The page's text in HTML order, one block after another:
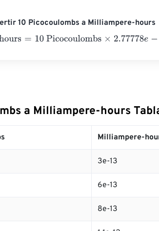
10 Picocoulombs a Milliampere-hours
=10 Picocoulombs×2.77778e -13=2.8e-12
a Milliampere-hours
Milliampere-
3e-13
6e-13
8e-13